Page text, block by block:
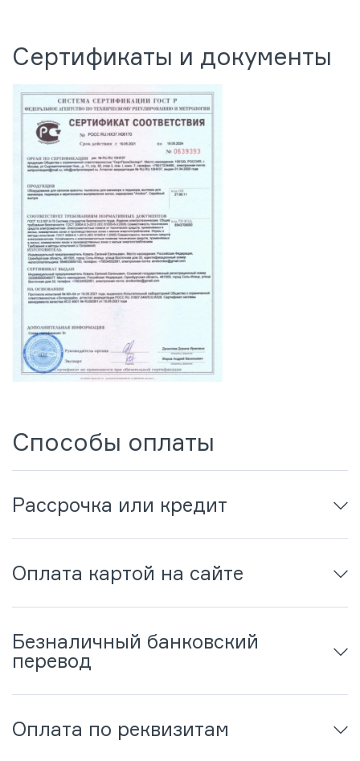
Сертификаты и документы
Способы оплаты
Рассрочка или кредит
Оплата картой на сайте
Безналичный банковский
перевод
Оплата по реквизитам